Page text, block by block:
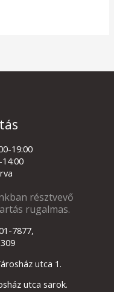
19:00
résztvevő
rugalmas.
7877,
utca 1.
utca sarok.